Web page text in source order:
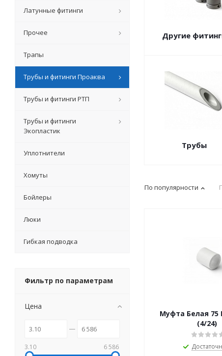
Другие
Трубы
По популярности
Муфта Белая 75 Про Аква
(4/24)
Латунные фитинги
Прочее
Трапы
Трубы и фитинги Проаква
Трубы и фитинги РТП
Трубы и фитинги
Экопластик
Уплотнители
Хомуты
Бойлеры
Люки
Гибкая подводка
Фильтр по параметрам
Цена
3.10 6 586